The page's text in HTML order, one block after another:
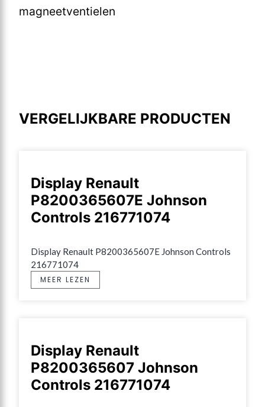
magneetventielen
VERGELIJKBARE PRODUCTEN
Display Renault
P8200365607E Johnson
Controls 216771074
Display Renault P8200365607E Johnson Controls
216771074
MEER LEZEN
Display Renault
P8200365607 Johnson
Controls 216771074